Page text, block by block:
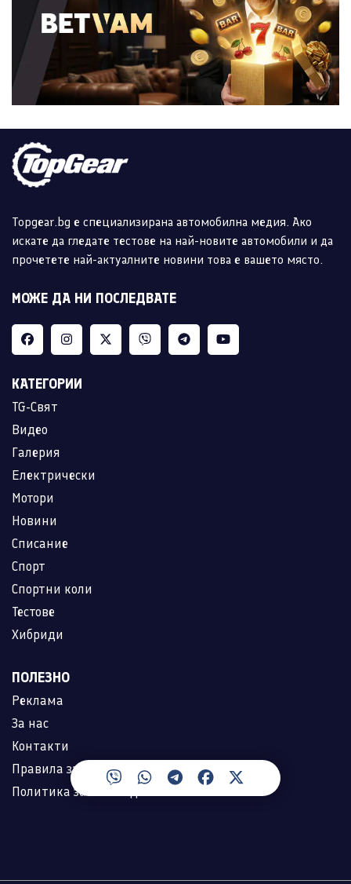
Topgear.bg е специализирана автомобилна медия. Ако
искате да гледате тестове на най-новите автомобили и да
прочетете най-актуалните новини това е вашето място.
МОЖЕ ДА НИ ПОСЛЕДВАТЕ
КАТЕГОРИИ
TG-Свят
Видео
Галерия
Електрически
Мотори
Новини
Списание
Спорт
Спортни коли
Тестове
Хибриди
ПОЛЕЗНО
Реклама
За нас
Контакти
Правила за ползване
Политика за лични данни